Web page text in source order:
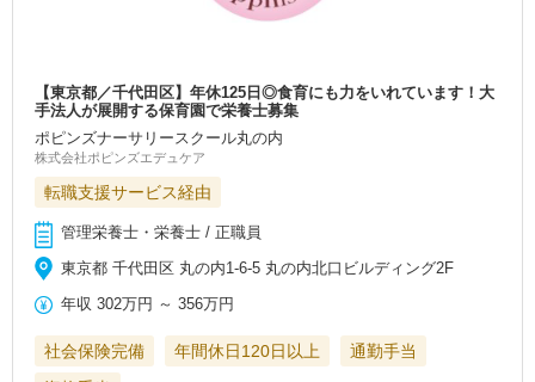
【東京都／千代田区】年休125日◎食育にも力をいれています！大
手法人が展開する保育園で栄養士募集
ポピンズナーサリースクール丸の内
株式会社ポピンズエデュケア
転職支援サービス経由
管理栄養士・栄養士 / 正職員
東京都 千代田区 丸の内1-6-5 丸の内北口ビルディング2F
年収 302万円 ～356万円
社会保険完備 年間休日120日以上
通勤手当